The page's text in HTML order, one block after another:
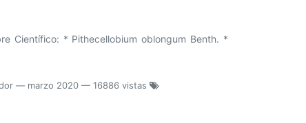
Científico: * Pithecellobium oblongum Benth. *
— marzo 2020 — 16886 vistas